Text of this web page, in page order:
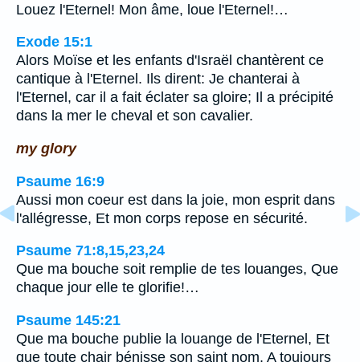
Louez l'Eternel! Mon âme, loue l'Eternel!…
Exode 15:1
Alors Moïse et les enfants d'Israël chantèrent ce
cantique à l'Eternel. Ils dirent: Je chanterai à
l'Eternel, car il a fait éclater sa gloire; Il a précipité
dans la mer le cheval et son cavalier.
my glory
Psaume 16:9
Aussi mon coeur est dans la joie, mon esprit dans
l'allégresse, Et mon corps repose en sécurité.
Psaume 71:8,15,23,24
Que ma bouche soit remplie de tes louanges, Que
chaque jour elle te glorifie!…
Psaume 145:21
Que ma bouche publie la louange de l'Eternel, Et
que toute chair bénisse son saint nom, A toujours